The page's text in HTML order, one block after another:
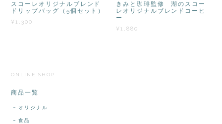
スコーレオリジナルブレンド
ドリップバッグ（5個セット）
¥1,300
きみと珈琲監修 湖のスコー
レオリジナルブレンドコーヒ
ー
¥1,880
ONLINE SHOP
商品一覧
オリジナル
食品